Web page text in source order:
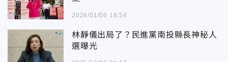
2026/01/06 18:54
林靜儀出局了？民進黨南投縣長神秘人
選曝光